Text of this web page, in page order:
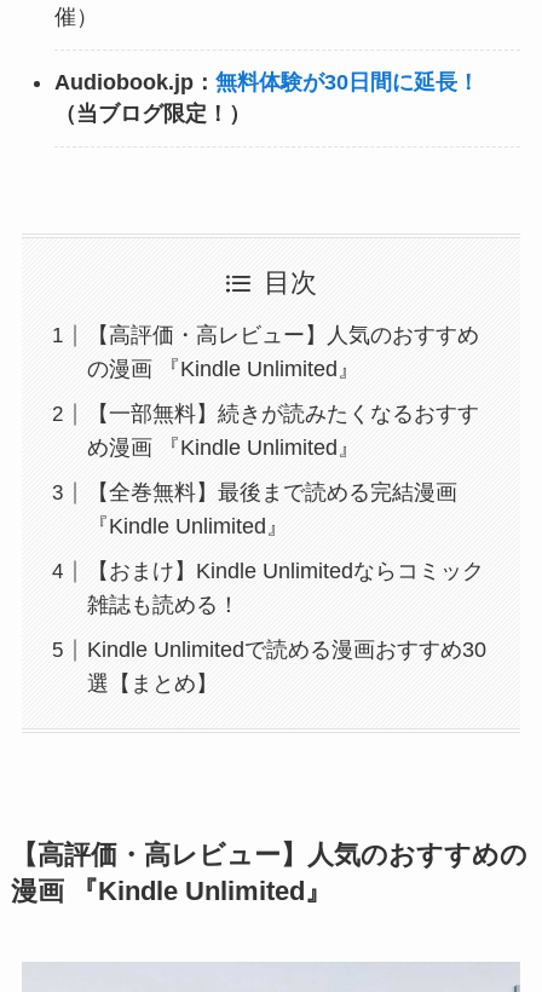
催）
Audiobook.jp： 無料体験が30日間に延長！
（当ブログ限定！）
目次
【高評価・高レビュー】人気のおすすめ
の漫画 『Kindle Unlimited』
【一部無料】続きが読みたくなるおすす
め漫画 『Kindle Unlimited』
【全巻無料】最後まで読める完結漫画
『Kindle Unlimited』
【おまけ】Kindle Unlimitedならコミック
雑誌も読める！
Kindle Unlimitedで読める漫画おすすめ30
選【まとめ】
【高評価・高レビュー】人気のおすすめの
漫画 『Kindle Unlimited』